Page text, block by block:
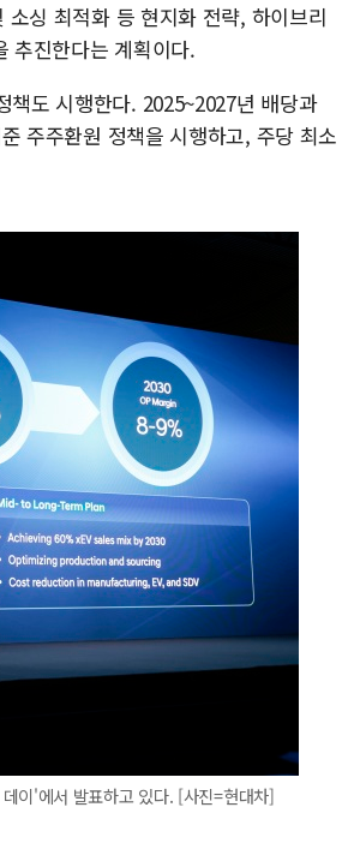
싱 최적화 등 현지화 전략, 하이브리
추진한다는 계획이다.
도 시행한다. 2025~2027년 배당과
주주환원 정책을 시행하고, 주당 최소
이'에서 발표하고 있다. [사진=현대차]